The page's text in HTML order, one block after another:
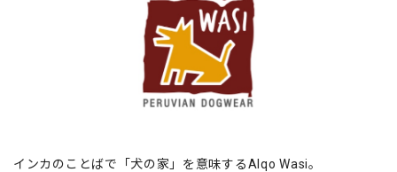
インカのことばで「犬の家」を意味するAlqo Wasi。